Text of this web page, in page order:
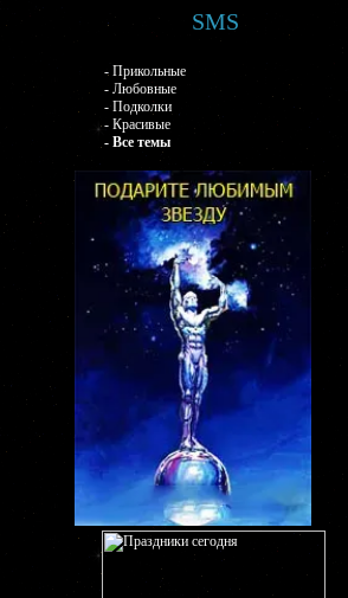
SMS
- Прикольные
- Любовные
- Подколки
- Красивые
- Все темы